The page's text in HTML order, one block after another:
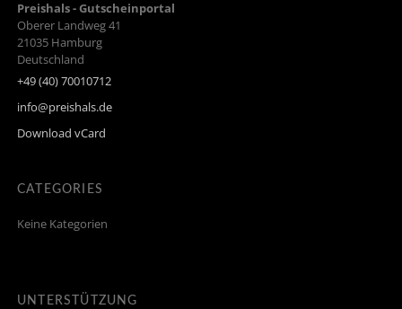
Preishals - Gutscheinportal
Oberer Landweg 41
21035 Hamburg
Deutschland
+49 (40) 70010712
info@preishals.de
Download vCard
CATEGORIES
Keine Kategorien
UNTERSTÜTZUNG